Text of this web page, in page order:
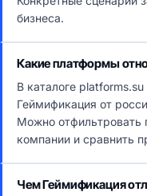
бизнеса.
Какие платформы
В каталоге
Геймификация от
Можно отфильтровать
компании и сравнить
Чем Геймификация